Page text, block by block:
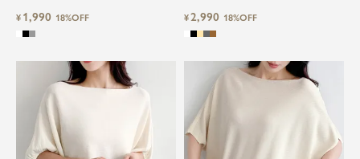
気軽に楽しめる低価格でトレンドを取
¥ 1,990 18%OFF ¥2,990 18%OFF